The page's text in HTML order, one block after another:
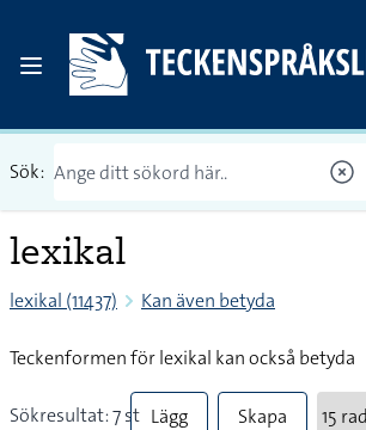
Sök:
lexikal
lexikal (11437) Kan även betyda
Teckenformen för lexikal kan också betyda
Sökresultat: 7 st Lägg
Skapa